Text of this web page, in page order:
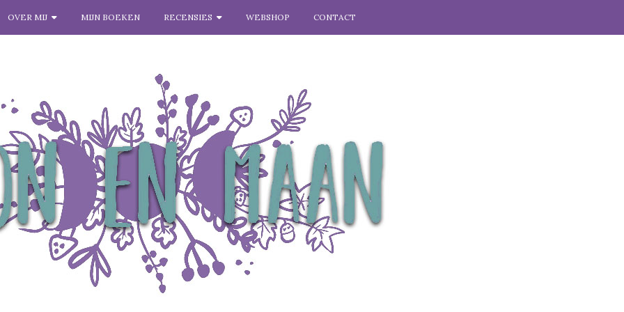
OVER MIJ MIJN BOEKEN RECENSIES WEBSHOP CONTACT